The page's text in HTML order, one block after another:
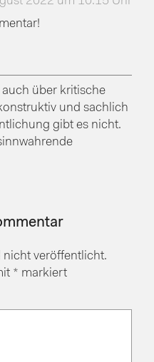
auch über kritische
und sachlich
gibt es nicht.
nicht veröffentlicht.
* markiert